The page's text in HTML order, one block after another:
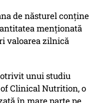
de năsturel conține
menționată
valoarea zilnică
unui studiu
Clinical Nutrition, o